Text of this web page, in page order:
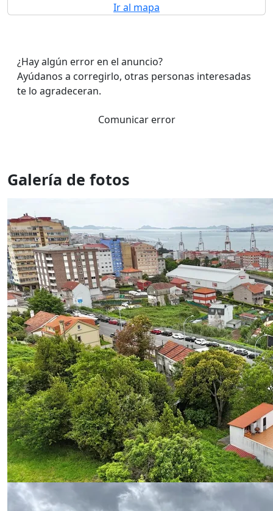
Ir al mapa
¿Hay algún error en el anuncio?
Ayúdanos a corregirlo, otras personas interesadas
te lo agradeceran.
Comunicar error
Galería de fotos